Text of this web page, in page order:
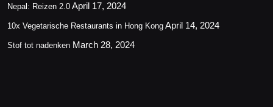
Nepal: Reizen 2.0 April 17, 2024
10x Vegetarische Restaurants in Hong Kong April 14, 2024
Stof tot nadenken March 28, 2024